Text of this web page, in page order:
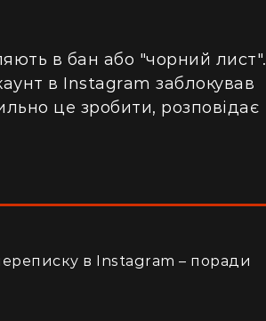
в бан або "чорний лист".
в Instagram заблокував
це зробити, розповідає
в Instagram – поради